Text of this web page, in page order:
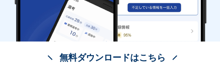
無料ダウンロードはこちら